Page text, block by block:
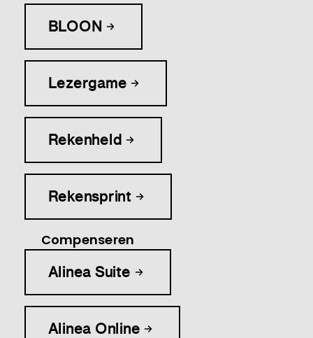
BLOON
Lezergame
Rekenheld
Rekensprint
Compenseren
Alinea Suite
Alinea Online